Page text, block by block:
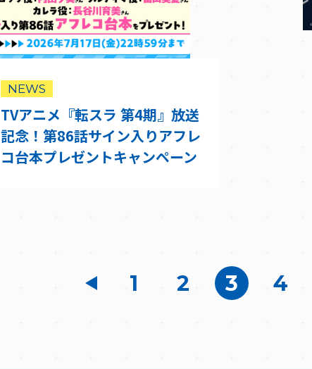
NEWS
TVアニメ『転スラ 第4期』放送
記念！第86話サイン入りアフレ
コ台本プレゼントキャンペーン
1 2 3 4